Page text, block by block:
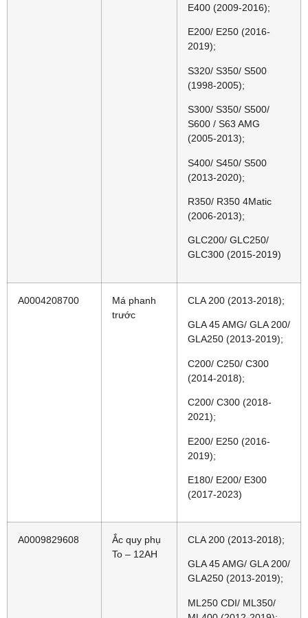
E400 (2009-2016);
E200/ E250 (2016-
2019);
S320/ S350/ S500
(1998-2005);
S300/ S350/ S500/
S600 / S63 AMG
(2005-2013);
S400/ S450/ S500
(2013-2020);
R350/ R350 4Matic
(2006-2013);
GLC200/ GLC250/
GLC300 (2015-2019)
A0004208700
Má phanh
trước
CLA 200 (2013-2018);
GLA 45 AMG/ GLA 200/
GLA250 (2013-2019);
C200/ C250/ C300
(2014-2018);
C200/ C300 (2018-
2021);
E200/ E250 (2016-
2019);
E180/ E200/ E300
(2017-2023)
A0009829608
Ắc quy phụ
To – 12AH
CLA 200 (2013-2018);
GLA 45 AMG/ GLA 200/
GLA250 (2013-2019);
ML250 CDI/ ML350/